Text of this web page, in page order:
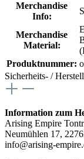
Merchandise
Info:
Merchandise
Material:
Produktnummer:
Sicherheits- /
Information zum
Arising Empire
Neumühlen 17,
info@arising-